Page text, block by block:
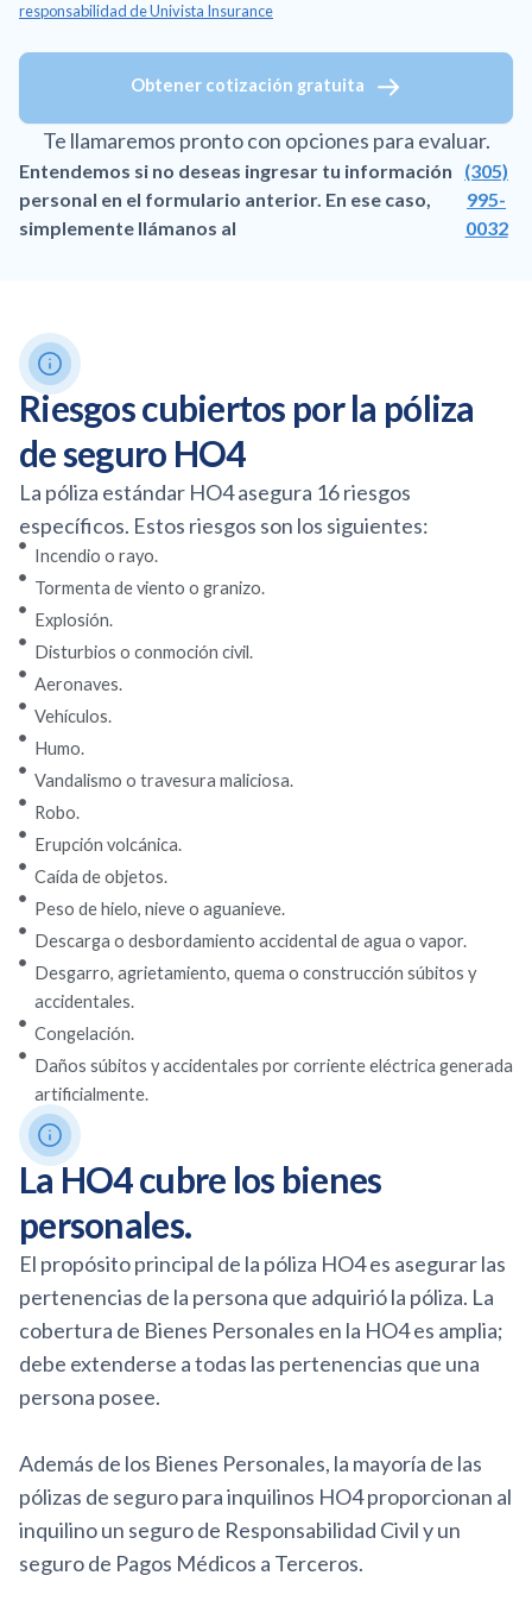
responsabilidad de Univista Insurance
Obtener cotización gratuita
Te llamaremos pronto con opciones para evaluar.
Entendemos si no deseas ingresar tu información
personal en el formulario anterior. En ese caso,
simplemente llámanos al
(305)
995-
0032
Riesgos cubiertos por la póliza
de seguro HO4
La póliza estándar HO4 asegura 16 riesgos
específicos. Estos riesgos son los siguientes:
Incendio o rayo.
Tormenta de viento o granizo.
Explosión.
Disturbios o conmoción civil.
Aeronaves.
Vehículos.
Humo.
Vandalismo o travesura maliciosa.
Robo.
Erupción volcánica.
Caída de objetos.
Peso de hielo, nieve o aguanieve.
Descarga o desbordamiento accidental de agua o vapor.
Desgarro, agrietamiento, quema o construcción súbitos y
accidentales.
Congelación.
Daños súbitos y accidentales por corriente eléctrica generada
artificialmente.
La HO4 cubre los bienes
personales.
El propósito principal de la póliza HO4 es asegurar las
pertenencias de la persona que adquirió la póliza. La
cobertura de Bienes Personales en la HO4 es amplia;
debe extenderse a todas las pertenencias que una
persona posee.
Además de los Bienes Personales, la mayoría de las
pólizas de seguro para inquilinos HO4 proporcionan al
inquilino un seguro de Responsabilidad Civil y un
seguro de Pagos Médicos a Terceros.